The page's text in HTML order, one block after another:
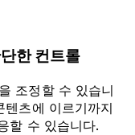
한 컨트롤
조정할 수 있습니
츠에 이르기까지
할 수 있습니다.